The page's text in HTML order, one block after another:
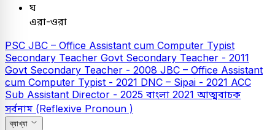
ঘ
এরা-ওরা
PSC JBC – Office Assistant cum Computer Typist
Secondary Teacher Govt Secondary Teacher - 2011
Govt Secondary Teacher - 2008 JBC – Office Assistant
cum Computer Typist - 2021 DNC – Sipai - 2021 ACC
Sub Assistant Director - 2025 বাংলা 2021 আত্মবাচক
সর্বনাম (Reflexive Pronoun )
ব্যাখ্যা